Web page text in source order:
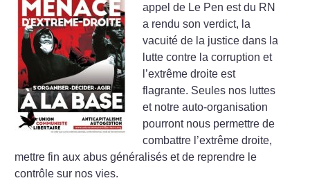
appel de Le Pen est du RN
a rendu son verdict, la
vacuité de la justice dans la
lutte contre la corruption et
l’extrême droite est
flagrante. Seules nos luttes
et notre auto-organisation
pourront nous permettre de
combattre l’extrême droite,
mettre fin aux abus généralisés et de reprendre le
contrôle sur nos vies.